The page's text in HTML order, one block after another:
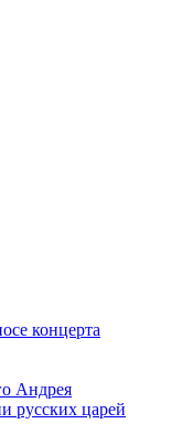
концерта
Андрея
русских царей